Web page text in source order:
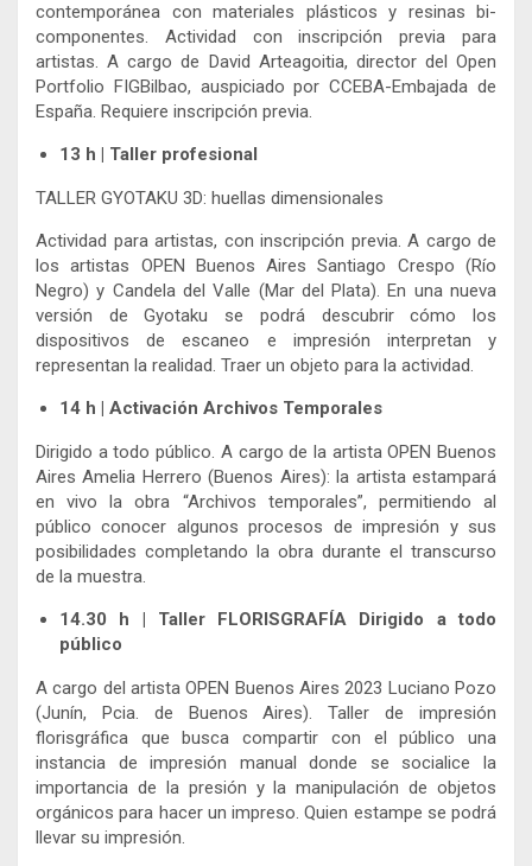
contemporánea con materiales plásticos y resinas bi-
componentes. Actividad con inscripción previa para
artistas. A cargo de David Arteagoitia, director del Open
Portfolio FIGBilbao, auspiciado por CCEBA-Embajada de
España. Requiere inscripción previa.
13 h | Taller profesional
TALLER GYOTAKU 3D: huellas dimensionales
Actividad para artistas, con inscripción previa. A cargo de
los artistas OPEN Buenos Aires Santiago Crespo (Río
Negro) y Candela del Valle (Mar del Plata). En una nueva
versión de Gyotaku se podrá descubrir cómo los
dispositivos de escaneo e impresión interpretan y
representan la realidad. Traer un objeto para la actividad.
14 h | Activación Archivos Temporales
Dirigido a todo público. A cargo de la artista OPEN Buenos
Aires Amelia Herrero (Buenos Aires): la artista estampará
en vivo la obra “Archivos temporales”, permitiendo al
público conocer algunos procesos de impresión y sus
posibilidades completando la obra durante el transcurso
de la muestra.
14.30 h | Taller FLORISGRAFÍA Dirigido a todo
público
A cargo del artista OPEN Buenos Aires 2023 Luciano Pozo
(Junín, Pcia. de Buenos Aires). Taller de impresión
florisgráfica que busca compartir con el público una
instancia de impresión manual donde se socialice la
importancia de la presión y la manipulación de objetos
orgánicos para hacer un impreso. Quien estampe se podrá
llevar su impresión.